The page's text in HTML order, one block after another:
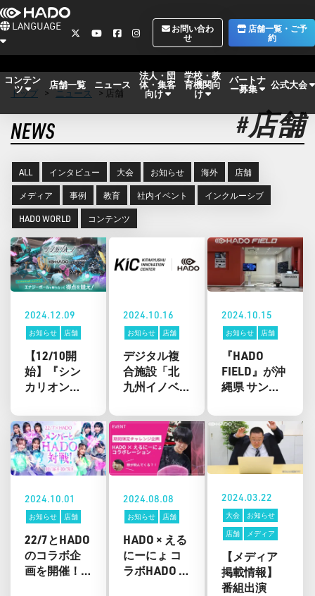
LANGUAGE
お問い合わ
せ
店舗一覧・ご予
約
コンテン
ツ 店舗一覧 ニュース
法人・団
体・集客
向け
学校・教
育機関向
け
パートナ
ー募集 公式大会
トップ > ニュース > 店舗
NEWS #店舗
ALL インタビュー 大会 お知らせ 海外 店舗
メディア 事例 教育 社内イベント インクルーシブ
HADO WORLD コンテンツ
2024.12.09
お知らせ 店舗
【12/10開
始】『シン
カリオン
ラボが開催
決定！シン
カリオンと
一緒にARバ
トル！
2024.10.16
お知らせ 店舗
デジタル複
合施設「北
九州イノベ
ンター」に
話題の最新
ARスポーツ
「HADO（ハ
ドー）」導
入決定！
2024.10.15
お知らせ 店舗
『HADO
FIELD』が沖
縄県 サンエ
岸PARCO
CITYにオー
プン！
2024.10.01
お知らせ 店舗
22/7とHADO
のコラボ企
画を開催！
2024.08.08
お知らせ 店舗
HADO × える
にーにょ コ
ラボHADO ＆
2024.03.22
大会
お知らせ
店舗
メディア
【メディア
掲載情報】
番組出演